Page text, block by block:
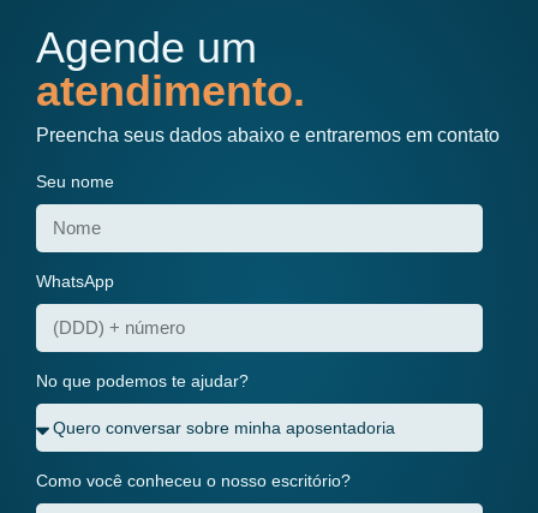
Agende um
atendimento.
Preencha seus dados abaixo e entraremos em contato
Seu nome
WhatsApp
No que podemos te ajudar?
Como você conheceu o nosso escritório?